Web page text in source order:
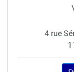
4 rue